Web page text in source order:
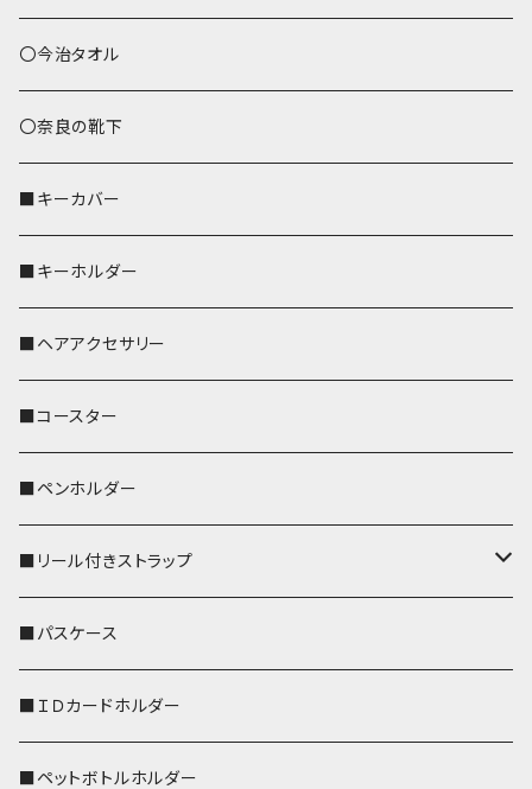
あずまバッグ
トートバッグ（L）
バッグインバッグ
シマエナガ
ハシビロコウ
オカメインコ
歌うオカメちゃん
おかめ３兄弟
セキセイインコ
文鳥
鹿
ペンギン
〇今治タオル
〇奈良の靴下
■キーカバー
■キーホルダー
■ヘアアクセサリー
■コースター
■ペンホルダー
■リール付きストラップ
リールのみ
ストラップ付
■パスケース
■ＩＤカードホルダー
■ペットボトルホルダー